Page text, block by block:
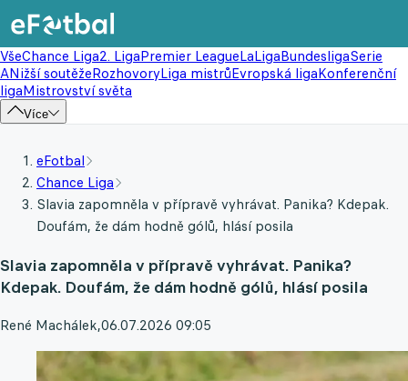
VšeChance Liga2. LigaPremier LeagueLaLigaBundesligaSerie
ANižší soutěžeRozhovoryLiga mistrůEvropská ligaKonferenční
ligaMistrovství světa
Více
eFotbal
Chance Liga
Slavia zapomněla v přípravě vyhrávat. Panika? Kdepak.
Doufám, že dám hodně gólů, hlásí posila
Slavia zapomněla v přípravě vyhrávat. Panika?
Kdepak. Doufám, že dám hodně gólů, hlásí posila
René Machálek,06.07.2026 09:05